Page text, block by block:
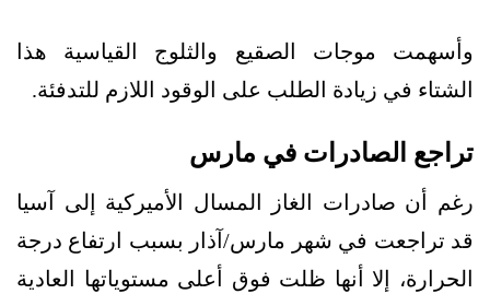
وأسهمت موجات الصقيع والثلوج القياسية هذا
الشتاء في زيادة الطلب على الوقود اللازم للتدفئة.
تراجع الصادرات في مارس
رغم أن صادرات الغاز المسال الأميركية إلى آسيا
قد تراجعت في شهر مارس/آذار بسبب ارتفاع درجة
الحرارة، إلا أنها ظلت فوق أعلى مستوياتها العادية